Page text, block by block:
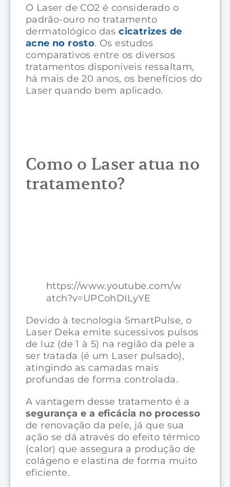
O Laser de CO2 é considerado o
padrão-ouro no tratamento
dermatológico dascicatrizes de
acne no rosto. Os estudos
comparativos entre os diversos
tratamentos disponíveis ressaltam,
há mais de 20 anos, os benefícios do
Laser quando bem aplicado.
Como o Laser atua no
tratamento?
https://www.youtube.com/w
atch?v=UPCohDILyYE
Devido à tecnologia SmartPulse, o
Laser Deka emite sucessivos pulsos
de luz (de 1 à 5) na região da pele a
ser tratada (é um Laser pulsado),
atingindo as camadas mais
profundas de forma controlada.
A vantagem desse tratamento é a
segurança e a eficácia no processo
de renovação da pele, já que sua
ação se dá através do efeito térmico
(calor) que assegura a produção de
colágeno e elastina de forma muito
eficiente.